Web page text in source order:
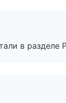
в разделе